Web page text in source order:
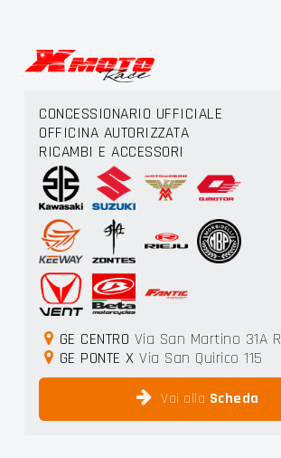
CONCESSIONARIO UFFICIALE
OFFICINA AUTORIZZATA
RICAMBI E ACCESSORI
GE CENTRO Via San Martino 31A R
GE PONTE X Via San Quirico 115
Vai alla Scheda